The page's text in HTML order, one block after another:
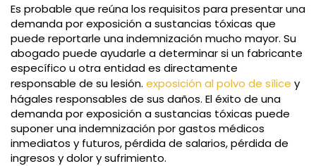
Es probable que reúna los requisitos para presentar una
demanda por exposición a sustancias tóxicas que
puede reportarle una indemnización mucho mayor. Su
abogado puede ayudarle a determinar si un fabricante
específico u otra entidad es directamente
responsable de su lesión. exposición al polvo de sílice y
hágales responsables de sus daños. El éxito de una
demanda por exposición a sustancias tóxicas puede
suponer una indemnización por gastos médicos
inmediatos y futuros, pérdida de salarios, pérdida de
ingresos y dolor y sufrimiento.